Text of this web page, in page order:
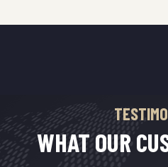
WHAT OUR